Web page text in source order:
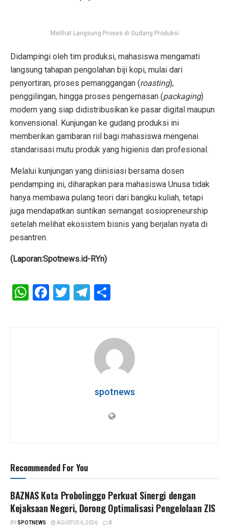
Melihat Langsung Proses di Gudang Produksi
Didampingi oleh tim produksi, mahasiswa mengamati
langsung tahapan pengolahan biji kopi, mulai dari
penyortiran, proses pemanggangan (roasting),
penggilingan, hingga proses pengemasan (packaging)
modern yang siap didistribusikan ke pasar digital maupun
konvensional. Kunjungan ke gudang produksi ini
memberikan gambaran riil bagi mahasiswa mengenai
standarisasi mutu produk yang higienis dan profesional.
Melalui kunjungan yang diinisiasi bersama dosen
pendamping ini, diharapkan para mahasiswa Unusa tidak
hanya membawa pulang teori dari bangku kuliah, tetapi
juga mendapatkan suntikan semangat sosiopreneurship
setelah melihat ekosistem bisnis yang berjalan nyata di
pesantren.
(Laporan:Spotnews.id-RYn)
W
h
F
a
T
wi
T
el
gr
a
m
e
spotnews
Recommended For You
BAZNAS Kota Probolinggo Perkuat Sinergi dengan
Kejaksaan Negeri, Dorong Optimalisasi Pengelolaan ZIS
BYSPOTNEWS AGUSTUS 6, 2026 0